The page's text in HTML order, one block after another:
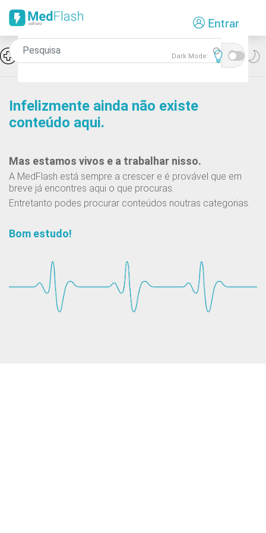
o
principal
Entrar
Icon Hiponatremia e SIADH Dark Mode:
Infelizmente ainda não existe
conteúdo aqui.
Mas estamos vivos e a trabalhar nisso.
A MedFlash está sempre a crescer e é provável que em
breve já encontres aqui o que procuras.
Entretanto podes procurar conteúdos noutras categorias.
Bom estudo!